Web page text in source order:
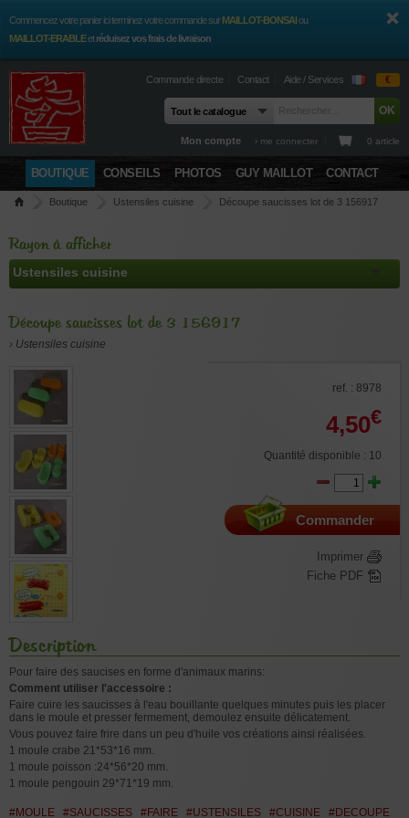
Commencez votre panier ici terminez votre commande surMAILLOT-BONSAIou
MAILLOT-ERABLEetréduisez vos frais de livraison
Commande directe Contact Aide / Services €
Mon compte › me connecter 0 article
BOUTIQUE CONSEILS PHOTOS GUY MAILLOT CONTACT
Boutique Ustensiles cuisine Découpe saucisses lot de 3 156917
Rayon à afficher
Découpe saucisses lot de 3 156917
› Ustensiles cuisine
ref. : 8978
4,50€
Quantité disponible : 10
Commander
Imprimer
Fiche PDF
Description
Pour faire des saucises en forme d'animaux marins:
Comment utiliser l'accessoire :
Faire cuire les saucisses à l'eau bouillante quelques minutes puis les placer
dans le moule et presser fermement, demoulez ensuite délicatement.
Vous pouvez faire frire dans un peu d'huile vos créations ainsi réalisées.
1 moule crabe 21*53*16 mm.
1 moule poisson :24*56*20 mm.
1 moule pengouin 29*71*19 mm.
#MOULE #SAUCISSES #FAIRE #USTENSILES #CUISINE
#DECOUPE